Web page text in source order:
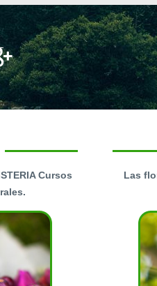
Cursos
Las